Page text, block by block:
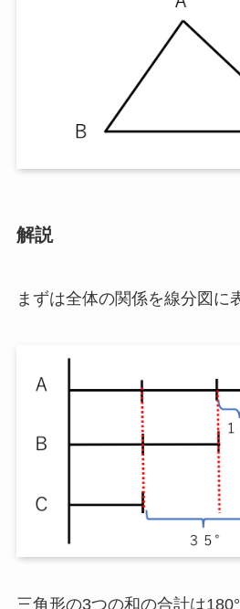
解説
まずは全体の関係を線分図に
三角形の3つの和の合計は